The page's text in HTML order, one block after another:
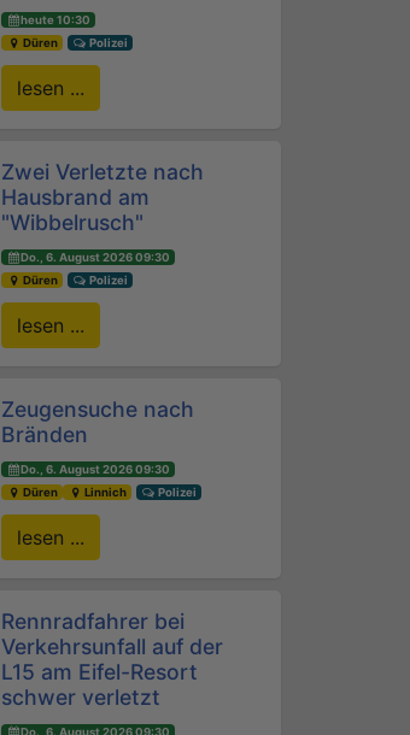
heute 10:30
Düren
Polizei
lesen ...
Zwei Verletzte nach
Hausbrand am
"Wibbelrusch"
Do., 6. August 2026 09:30
Düren
Polizei
lesen ...
Zeugensuche nach
Bränden
Do., 6. August 2026 09:30
Düren
Linnich Polizei
lesen ...
Rennradfahrer bei
Verkehrsunfall auf der
L15 am Eifel-Resort
schwer verletzt
Do., 6. August 2026 09:30